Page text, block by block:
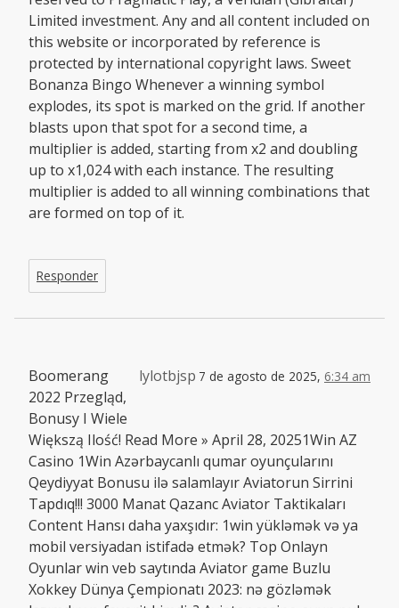
Limited investment. Any and all content included on
this website or incorporated by reference is
protected by international copyright laws. Sweet
Bonanza Bingo Whenever a winning symbol
explodes, its spot is marked on the grid. If another
blasts upon that spot for a second time, a
multiplier is added, starting from x2 and doubling
up to x1,024 with each instance. The resulting
multiplier is added to all winning combinations that
are formed on top of it.
Responder
lylotbjsp 7 de agosto de 2025, 6:34 am
Boomerang
2022 Przegląd,
Bonusy I Wiele
Większą Ilość! Read More » April 28, 20251Win AZ
Casino 1Win Azərbaycanlı qumar oyunçularını
Qeydiyyat Bonusu ilə salamlayır Aviatorun Sirrini
Tapdıq!!! 3000 Manat Qazanc Aviator Taktikaları
Content Hansı daha yaxşıdır: 1win yükləmək və ya
mobil versiyadan istifadə etmək? Top Onlayn
Oyunlar win veb saytında Aviator game Buzlu
Xokkey Dünya Çempionatı 2023: nə gözləmək